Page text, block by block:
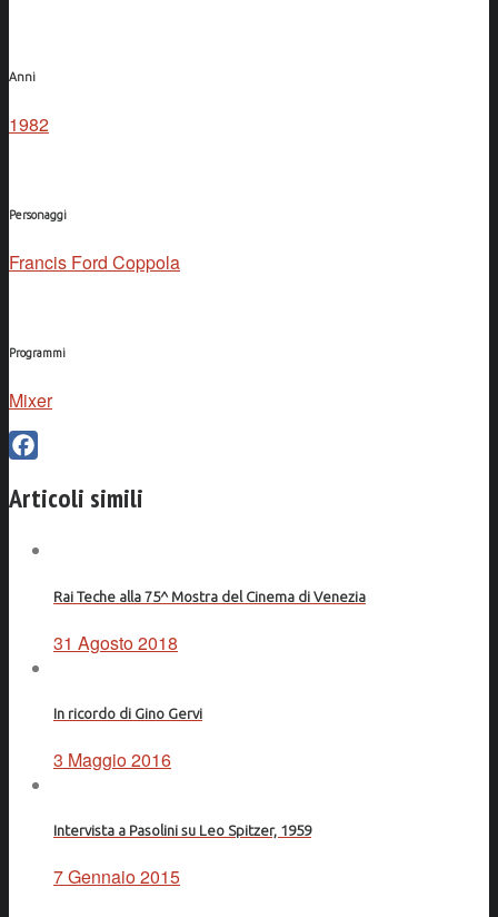
Anni
1982
Personaggi
Francis Ford Coppola
Programmi
Mixer
Articoli simili
Rai Teche alla 75^ Mostra del Cinema di Venezia
31 Agosto 2018
In ricordo di Gino Gervi
3 Maggio 2016
Intervista a Pasolini su Leo Spitzer, 1959
7 Gennaio 2015